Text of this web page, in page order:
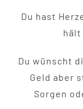
Du hast
hält
Du wünscht
Geld aber
Sorgen